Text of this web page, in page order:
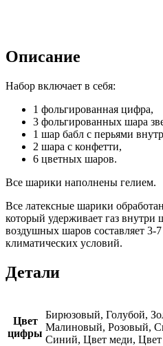
Описание
Набор включает в себя:
1 фольгированная цифра,
3 фольгированных шара
1 шар бабл с перьями
2 шара с конфетти,
6 цветных шаров.
Все шарики наполнены гелием.
Все латексные шарики
который удерживает газ внутри
воздушных шаров составляет 3-
климатических условий.
Детали
Цвет
цифры
Бирюзовый, Голубой,
Малиновый, Розовый,
Синий, Цвет меди,